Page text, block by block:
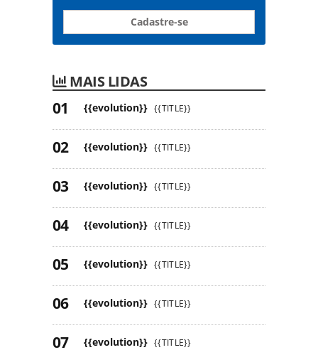
Cadastre-se
MAIS LIDAS
{{evolution}} {{TITLE}}
{{evolution}} {{TITLE}}
{{evolution}} {{TITLE}}
{{evolution}} {{TITLE}}
{{evolution}} {{TITLE}}
{{evolution}} {{TITLE}}
{{evolution}} {{TITLE}}